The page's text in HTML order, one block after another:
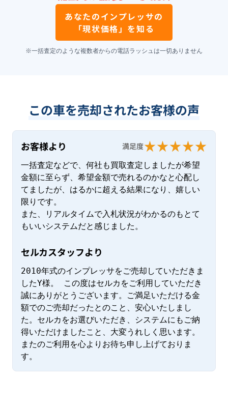
あなたのインプレッサの
「現状価格」を知る
※一括査定のような複数者からの電話ラッシュは一切ありません
この車を売却されたお客様の声
お客様より 満足度
一括査定などで、何社も買取査定しましたが希望
金額に至らず、希望金額で売れるのかなと心配し
てましたが、はるかに超える結果になり、嬉しい
限りです。
また、リアルタイムで入札状況がわかるのもとて
もいいシステムだと感じました。
セルカスタッフより
2010年式のインプレッサをご売却していただきま
したY様。 この度はセルカをご利用していただき
誠にありがとうございます。ご満足いただける金
額でのご売却だったとのこと、安心いたしまし
た。セルカをお選びいただき、システムにもご納
得いただけましたこと、大変うれしく思います。
またのご利用を心よりお待ち申し上げておりま
す。